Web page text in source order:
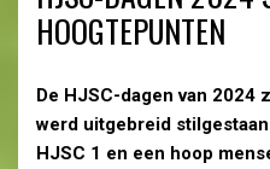
HOOGTEPUNTEN
De HJSC-dagen van 2024
werd uitgebreid
HJSC 1 en een hoop